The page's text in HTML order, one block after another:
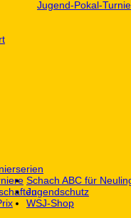
Jugend-Pokal-
Schach ABC für
Jugendschutz
WSJ-Shop